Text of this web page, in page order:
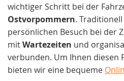
wichtiger Schritt bei der
Ostvorpommern.
persönlichen Besuch bei der
mitWartezeiten und
verbunden. Um Ihnen diesen
bieten wir eine bequeme